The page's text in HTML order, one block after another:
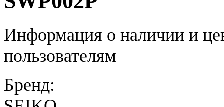
Информация о наличии и
пользователям
Бренд: